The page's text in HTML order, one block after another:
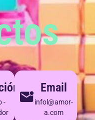
-
Email
infol@amor-
a.com